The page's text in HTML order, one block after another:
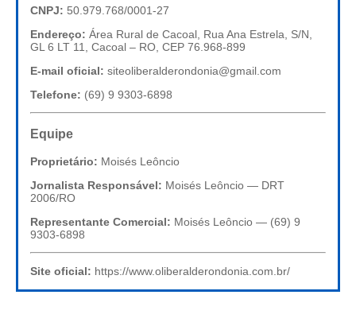
CNPJ: 50.979.768/0001-27
Endereço: Área Rural de Cacoal, Rua Ana Estrela, S/N,
GL 6 LT 11, Cacoal – RO, CEP 76.968-899
E-mail oficial: siteoliberalderondonia@gmail.com
Telefone: (69) 9 9303-6898
Equipe
Proprietário: Moisés Leôncio
Jornalista Responsável: Moisés Leôncio — DRT
2006/RO
Representante Comercial: Moisés Leôncio — (69) 9
9303-6898
Site oficial: https://www.oliberalderondonia.com.br/